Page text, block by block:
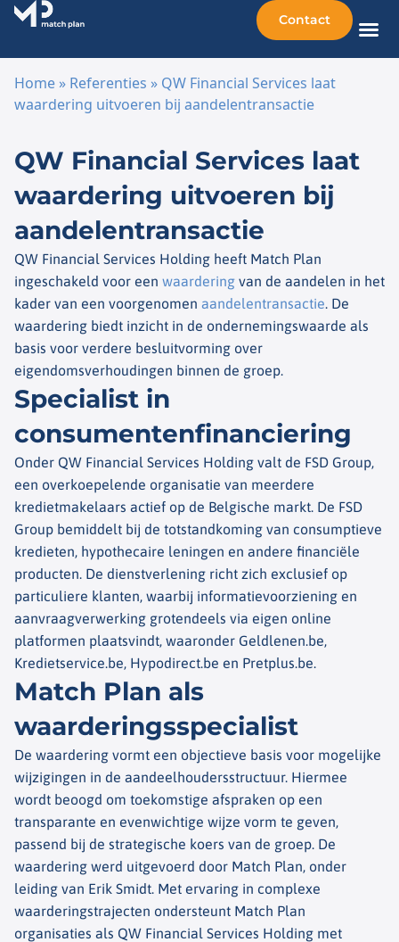
Contact
Home » Referenties » QW Financial Services laat
waardering uitvoeren bij aandelentransactie
QW Financial Services laat
waardering uitvoeren bij
aandelentransactie
QW Financial Services Holding heeft Match Plan
ingeschakeld voor een waardering van de aandelen in het
kader van een voorgenomen aandelentransactie. De
waardering biedt inzicht in de ondernemingswaarde als
basis voor verdere besluitvorming over
eigendomsverhoudingen binnen de groep.
Specialist in
consumentenfinanciering
Onder QW Financial Services Holding valt de FSD Group,
een overkoepelende organisatie van meerdere
kredietmakelaars actief op de Belgische markt. De FSD
Group bemiddelt bij de totstandkoming van consumptieve
kredieten, hypothecaire leningen en andere financiële
producten. De dienstverlening richt zich exclusief op
particuliere klanten, waarbij informatievoorziening en
aanvraagverwerking grotendeels via eigen online
platformen plaatsvindt, waaronder Geldlenen.be,
Kredietservice.be, Hypodirect.be en Pretplus.be.
Match Plan als
waarderingsspecialist
De waardering vormt een objectieve basis voor mogelijke
wijzigingen in de aandeelhoudersstructuur. Hiermee
wordt beoogd om toekomstige afspraken op een
transparante en evenwichtige wijze vorm te geven,
passend bij de strategische koers van de groep. De
waardering werd uitgevoerd door Match Plan, onder
leiding van Erik Smidt. Met ervaring in complexe
waarderingstrajecten ondersteunt Match Plan
organisaties als QW Financial Services Holding met